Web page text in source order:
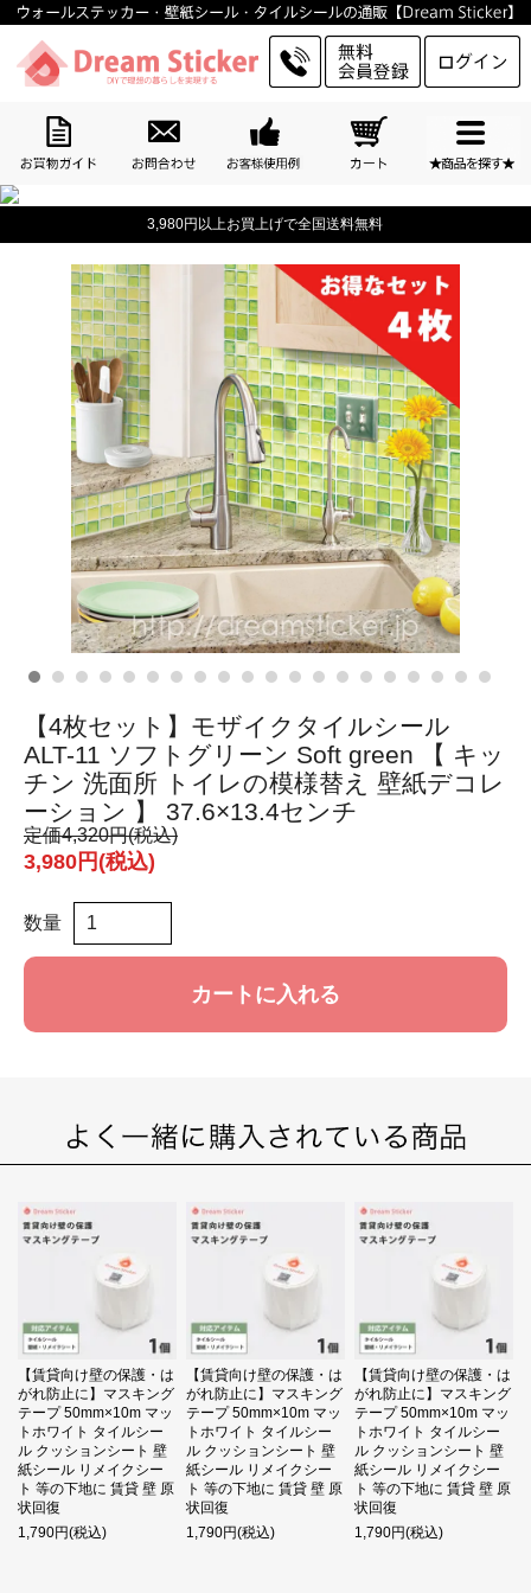
3,980円以上お買上げで全国送料無料
【4枚セット】モザイクタイルシール
ALT-11 ソフトグリーン Soft green 【 キッ
チン 洗面所 トイレの模様替え 壁紙デコレ
ーション 】 37.6×13.4センチ
定価4,320円(税込)
3,980円(税込)
数量
カートに入れる
【賃貸向け壁の保護・は
がれ防止に】マスキング
テープ 50mm×10m マッ
トホワイト タイルシー
ル クッションシート 壁
紙シール リメイクシー
ト 等の下地に 賃貸 壁 原
状回復
1,790円(税込)
【賃貸向け壁の保護・は
がれ防止に】マスキング
テープ 50mm×10m マッ
トホワイト タイルシー
ル クッションシート 壁
紙シール リメイクシー
ト 等の下地に 賃貸 壁 原
状回復
1,790円(税込)
【賃貸向け壁の保護・は
がれ防止に】マスキング
テープ 50mm×10m マッ
トホワイト タイルシー
ル クッションシート 壁
紙シール リメイクシー
ト 等の下地に 賃貸 壁 原
状回復
1,790円(税込)